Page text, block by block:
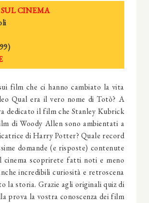
CINEMA
99)
film che ci hanno cambiato la vita
Qual era il vero nome di Totò? A
dedicato il film che Stanley Kubrick
di Woody Allen sono ambientati a
di Harry Potter? Quale record
domande (e risposte) contenute
cinema scoprirete fatti noti e meno
incredibili curiosità e retroscena
la storia. Grazie agli originali quiz di
prova la vostra conoscenza dei film